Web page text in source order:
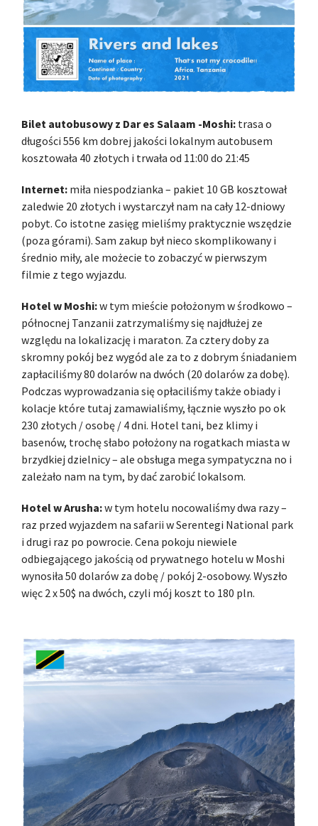
Bilet autobusowy z Dar es Salaam -Moshi: trasa o
długości 556 km dobrej jakości lokalnym autobusem
kosztowała 40 złotych i trwała od 11:00 do 21:45
Internet: miła niespodzianka – pakiet 10 GB kosztował
zaledwie 20 złotych i wystarczył nam na cały 12-dniowy
pobyt. Co istotne zasięg mieliśmy praktycznie wszędzie
(poza górami). Sam zakup był nieco skomplikowany i
średnio miły, ale możecie to zobaczyć w pierwszym
filmie z tego wyjazdu.
Hotel w Moshi:w tym mieście położonym w środkowo –
północnej Tanzanii zatrzymaliśmy się najdłużej ze
względu na lokalizację i maraton. Za cztery doby za
skromny pokój bez wygód ale za to z dobrym śniadaniem
zapłaciliśmy 80 dolarów na dwóch (20 dolarów za dobę).
Podczas wyprowadzania się opłaciliśmy także obiady i
kolacje które tutaj zamawialiśmy, łącznie wyszło po ok
230 złotych / osobę / 4 dni. Hotel tani, bez klimy i
basenów, trochę słabo położony na rogatkach miasta w
brzydkiej dzielnicy – ale obsługa mega sympatyczna no i
zależało nam na tym, by dać zarobić lokalsom.
Hotel w Arusha:w tym hotelu nocowaliśmy dwa razy –
raz przed wyjazdem na safarii w Serentegi National park
i drugi raz po powrocie. Cena pokoju niewiele
odbiegającego jakością od prywatnego hotelu w Moshi
wynosiła 50 dolarów za dobę / pokój 2-osobowy. Wyszło
więc 2 x 50$ na dwóch, czyli mój koszt to 180 pln.